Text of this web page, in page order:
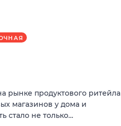
рынке продуктового ритейла
магазинов у дома и
стало не только…